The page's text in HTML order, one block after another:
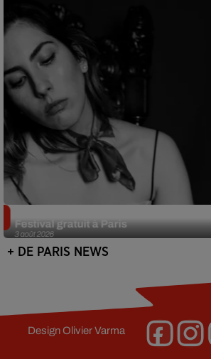
3 août 2026
Festival gratuit à Paris
+ DE PARIS NEWS
DesignOlivier Varma